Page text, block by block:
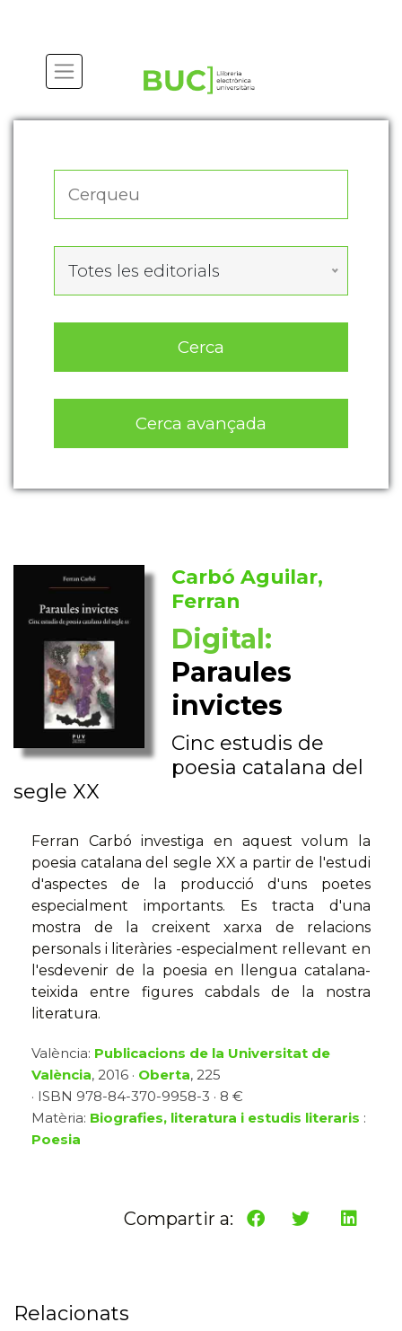
Totes les editorials
Cerca
Cerca avançada
Carbó Aguilar,
Ferran
Digital:
Paraules
invictes
Cinc estudis de
poesia catalana del
segle XX
Ferran Carbó investiga en aquest volum la
poesia catalana del segle XX a partir de l'estudi
d'aspectes de la producció d'uns poetes
especialment importants. Es tracta d'una
mostra de la creixent xarxa de relacions
personals i literàries -especialment rellevant en
l'esdevenir de la poesia en llengua catalana-
teixida entre figures cabdals de la nostra
literatura.
València: Publicacions de la Universitat de
València, 2016 · Oberta, 225
· ISBN 978-84-370-9958-3 · 8 €
Matèria: Biografies, literatura i estudis literaris :
Poesia
Compartir a:
Relacionats